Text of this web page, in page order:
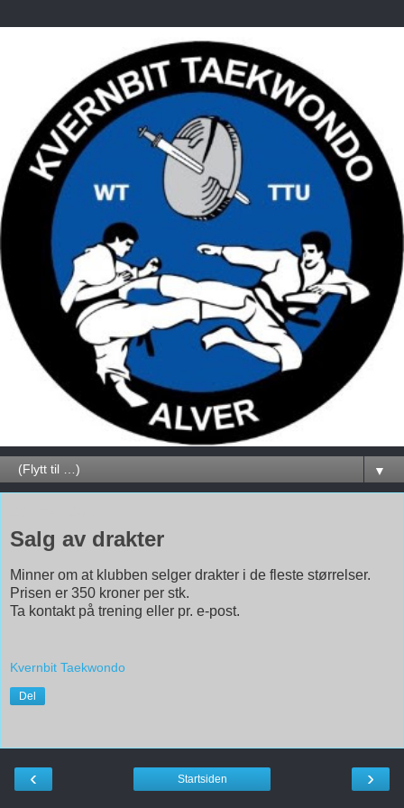
▼
Salg av drakter
Minner om at klubben selger drakter i de fleste størrelser.
Prisen er 350 kroner per stk.
Ta kontakt på trening eller pr. e-post.
Kvernbit Taekwondo
Del
‹ ›
Startsiden